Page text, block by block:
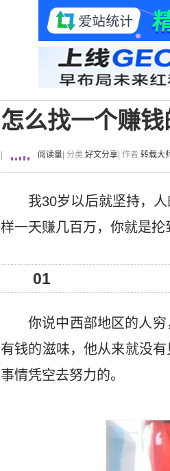
怎么找一个赚
阅读量 | 分类:好文分享 | 作者:转载大
我30岁以后就坚持，人
样一天赚几百万，你就是抡
01
你说中西部地区的人
有钱的滋味，他从来就没
事情凭空去努力的。